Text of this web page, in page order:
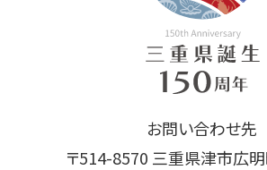
お問い合わせ先
〒514-8570 三重県津市広